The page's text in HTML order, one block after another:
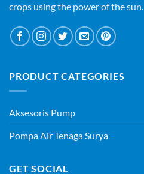
crops using the power of the sun.
PRODUCT CATEGORIES
Aksesoris Pump
Pompa Air Tenaga Surya
GET SOCIAL